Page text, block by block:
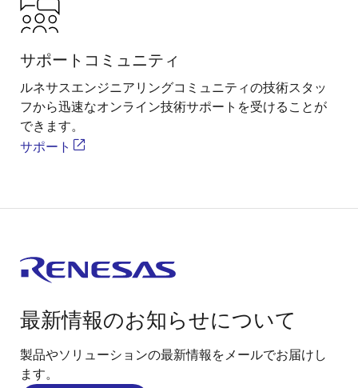
サポートコミュニティ
ルネサスエンジニアリングコミュニティの技術スタッ
フから迅速なオンライン技術サポートを受けることが
できます。
サポート
最新情報のお知らせについて
製品やソリューションの最新情報をメールでお届けし
ます。